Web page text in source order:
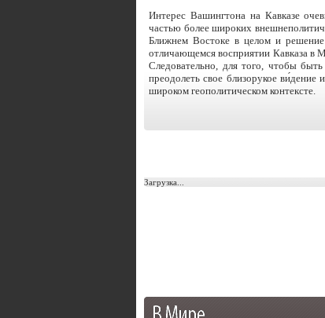
Интерес Вашингтона на Кавказе
частью более широких
Ближнем Востоке в целом и
отличающемся восприятии Кавказа в
Следовательно, для того, чтобы
преодолеть свое близорукое ви́дение
широком геополитическом контексте.
Загрузка...